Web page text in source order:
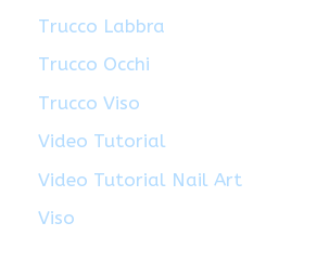
Trucco Labbra
Trucco Occhi
Trucco Viso
Video Tutorial
Video Tutorial Nail Art
Viso